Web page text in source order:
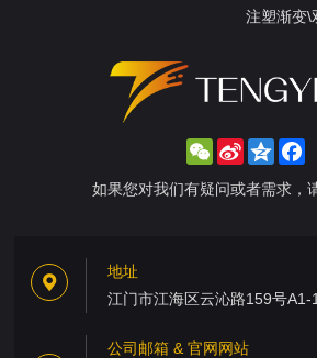
注塑渐变\
WeChat
Sina
Weibo
Qzone
如果您对我们有疑问或者需求，
地址
江门市江海区云沁路159号A1-
公司邮箱 & 官网网站